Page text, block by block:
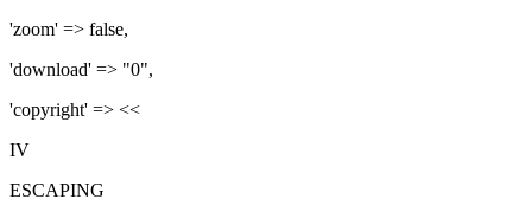
'zoom' => false,
'download' => "0",
'copyright' => <<
IV
ESCAPING